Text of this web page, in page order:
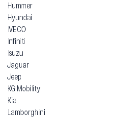
Hummer
Hyundai
IVECO
Infiniti
Isuzu
Jaguar
Jeep
KG Mobility
Kia
Lamborghini